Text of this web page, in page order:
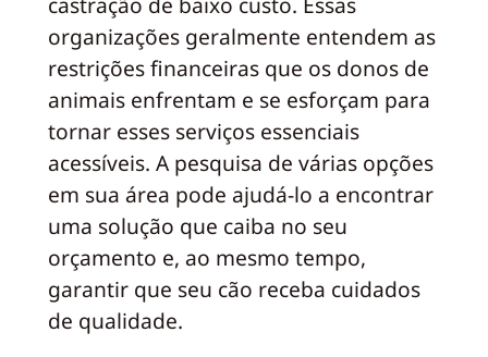
organizações geralmente entendem as
restrições financeiras que os donos de
animais enfrentam e se esforçam para
tornar esses serviços essenciais
acessíveis. A pesquisa de várias opções
em sua área pode ajudá-lo a encontrar
uma solução que caiba no seu
orçamento e, ao mesmo tempo,
garantir que seu cão receba cuidados
de qualidade.